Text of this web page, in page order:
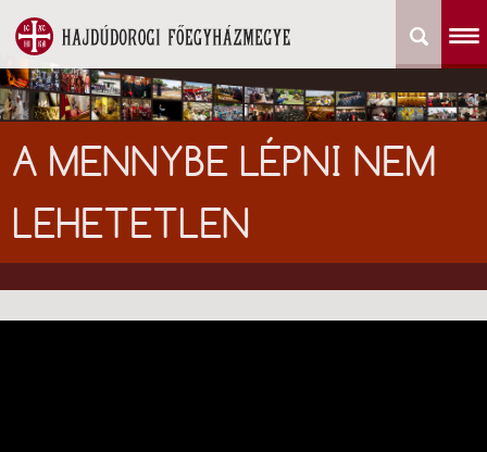
A MENNYBE LÉPNI NEM
LEHETETLEN